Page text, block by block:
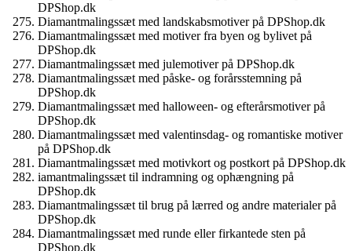
DPShop.dk
Diamantmalingssæt med landskabsmotiver på DPShop.dk
Diamantmalingssæt med motiver fra byen og bylivet på
DPShop.dk
Diamantmalingssæt med julemotiver på DPShop.dk
Diamantmalingssæt med påske- og forårsstemning på
DPShop.dk
Diamantmalingssæt med halloween- og efterårsmotiver på
DPShop.dk
Diamantmalingssæt med valentinsdag- og romantiske motiver
på DPShop.dk
Diamantmalingssæt med motivkort og postkort på DPShop.dk
iamantmalingssæt til indramning og ophængning på
DPShop.dk
Diamantmalingssæt til brug på lærred og andre materialer på
DPShop.dk
Diamantmalingssæt med runde eller firkantede sten på
DPShop.dk